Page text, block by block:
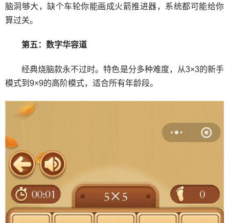
脑洞够大，缺个车轮你能画成火箭推进器，系统都可能给你
算过关。
第五：数字华容道
经典烧脑款永不过时。特色是分多种难度，从3×3的新手
模式到9×9的高阶模式，适合所有年龄段。